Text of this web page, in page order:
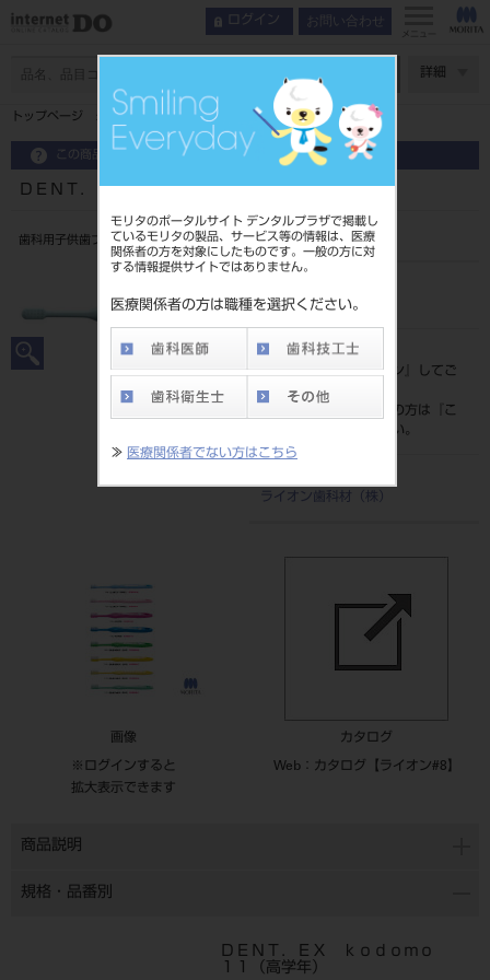
モリタのポータルサイト デンタルプラザで掲載し
ているモリタの製品、サービス等の情報は、医療
関係者の方を対象にしたものです。一般の方に対
する情報提供サイトではありません。
医療関係者の方は職種を選択ください。
≫ 医療関係者でない方はこちら
ログイン お問い合わせ
メニュー
詳細
トップページ ＤＥＮＴ．ＥＸ ｋｏｄｏｍｏ １４（母親磨き）
この商品に関するお問い合わせ
ＤＥＮＴ．ＥＸ ｋｏｄｏｍｏ １４（母親磨き）
歯科用子供歯ブラシ
205060290
標準価格
ログイン
』してご
覧ください。
ネット会員登録がまだの方は『
こ
』より登録ください。
ライオン歯科材（株）
画像
※ログインすると
拡大表示できます
カタログ
Web：カタログ【ライオン#8】
商品説明
規格・品番別
ＤＥＮＴ．ＥＸ ｋｏｄｏｍｏ
１１（高学年）